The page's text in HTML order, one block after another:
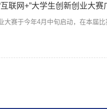
联网+”大学生创新创业大赛
大赛于今年4月中旬启动，在本届